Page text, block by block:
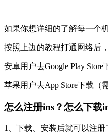
如果你想详细的了解每一个
按照上边的教程打通网络后
安卓用户去Google Play Store
苹果用户去App Store下载（
怎么注册ins？怎么下载
1、下载、安装后就可以注册